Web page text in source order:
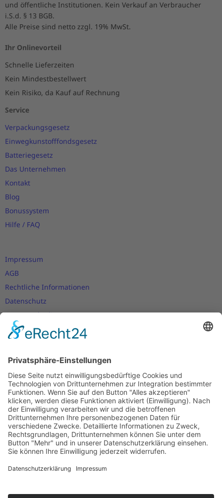
und öffentliche Institutionen. Kein Verkauf an Verbraucher
i.S.d. § 13 BGB.
Alle Preise sind netto zzgl. 19% MwSt.
Ihr Onlinevorteil
Schnelle Lieferzeiten
Kein Mindestbestellwert
Kein Risiko, da Kauf auf Rechnung
Service
Verpackungsgesetz
Einwegkunstofffondsgesetz
Batteriegesetz
Das Unternehmen
Kontakt
Blog
Bonussystem
Hilfe / FAQ
Impressum
AGB
Rechtliche Informationen
Datenschutz
Nutzungsbedingungen
Versand- und Zahlungsbedingungen
Cookie-Einstellungen
Newsletter
Verpassen Sie keine Neuigkeiten,
Angebote und Gutscheine!
Jetzt anmelden und10 EUR Gutscheinsichern!
Abmeldung jederzeit möglich.